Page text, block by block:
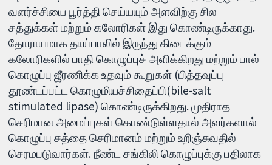
வளர்ச்சியை பூர்த்தி செய்யயும் அளவிற்கு சில
சத்துக்கள் மற்றும் கலோரிகள் இது கொண்டிருக்காது.
தோராயமாக தாய்பாலில் இருந்து கிடைக்கும்
கலோரிகளில் பாதி கொழுப்புச் அளிக்கிறது மற்றும் பால்
கொழுப்பு ஜீரணிக்க உதவும் கூறுகள் (பித்தவுப்பு
தூண்டப்பட்ட கொழுமியச்சிதைப்பி(bile-salt
stimulated lipase) கொண்டிருக்கிறது. முதிராத
செரிமான அமைப்புகள் கொண்டுள்ளதால் அவர்களால்
கொழுப்பு சத்தை செரிமானம் மற்றும் உறிஞ்சுவதில்
செரமபடுவார்கள். நீண்ட சங்கிலி கொழுப்புக்கு பதிலாக